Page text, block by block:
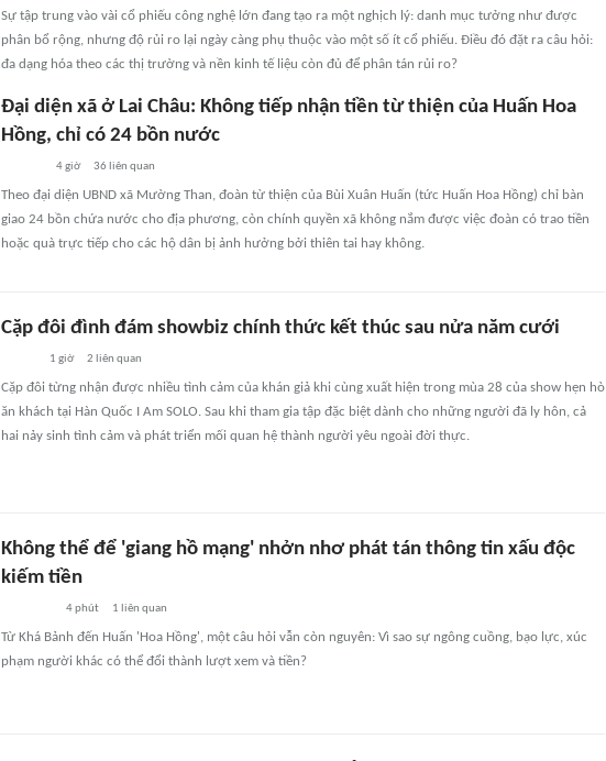
Sự tập trung vào vài cổ phiếu công nghệ lớn đang tạo ra một nghịch lý: danh mục tưởng như được
phân bổ rộng, nhưng độ rủi ro lại ngày càng phụ thuộc vào một số ít cổ phiếu. Điều đó đặt ra câu hỏi:
đa dạng hóa theo các thị trường và nền kinh tế liệu còn đủ để phân tán rủi ro?
Đại diện xã ở Lai Châu: Không tiếp nhận tiền từ thiện của Huấn Hoa
Hồng, chỉ có 24 bồn nước
4 giờ 36 liên quan
Theo đại diện UBND xã Mường Than, đoàn từ thiện của Bùi Xuân Huấn (tức Huấn Hoa Hồng) chỉ bàn
giao 24 bồn chứa nước cho địa phương, còn chính quyền xã không nắm được việc đoàn có trao tiền
hoặc quà trực tiếp cho các hộ dân bị ảnh hưởng bởi thiên tai hay không.
Cặp đôi đình đám showbiz chính thức kết thúc sau nửa năm cưới
1 giờ 2 liên quan
Cặp đôi từng nhận được nhiều tình cảm của khán giả khi cùng xuất hiện trong mùa 28 của show hẹn hò
ăn khách tại Hàn Quốc I Am SOLO. Sau khi tham gia tập đặc biệt dành cho những người đã ly hôn, cả
hai nảy sinh tình cảm và phát triển mối quan hệ thành người yêu ngoài đời thực.
Không thể để 'giang hồ mạng' nhởn nhơ phát tán thông tin xấu độc
kiếm tiền
4 phút 1 liên quan
Từ Khá Bảnh đến Huấn 'Hoa Hồng', một câu hỏi vẫn còn nguyên: Vì sao sự ngông cuồng, bạo lực, xúc
phạm người khác có thể đổi thành lượt xem và tiền?